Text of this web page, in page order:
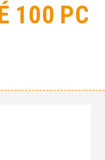
100 PC